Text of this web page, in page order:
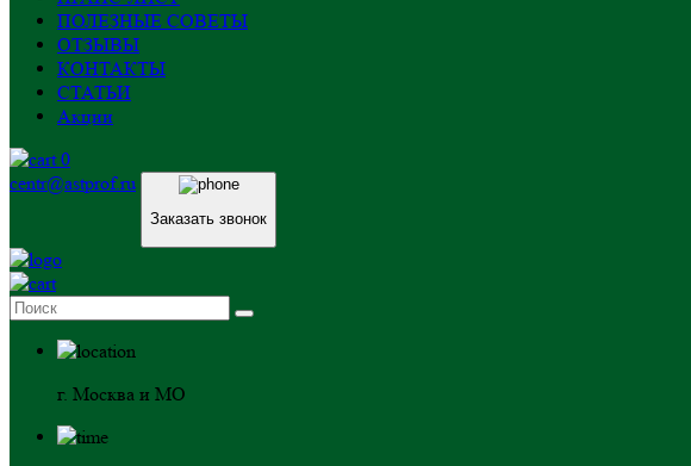
ПОЛЕЗНЫЕ СОВЕТЫ
ОТЗЫВЫ
КОНТАКТЫ
СТАТЬИ
Акции
0
centr@astprof.ru
Заказать звонок
г. Москва и МО